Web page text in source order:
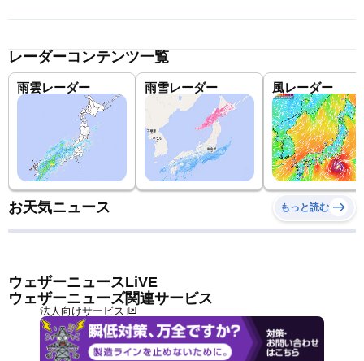
レーダーコンテンツ一覧
雨雲レーダー 雨雪レーダー 風レーダー
お天気ニュース もっと読む
ウェザーニュースLiVE
ウェザーニューズ関連サービス
法人向けサービス